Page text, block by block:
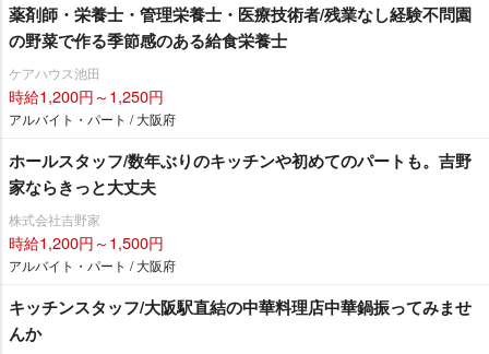
薬剤師・栄養士・管理栄養士・医療技術者/残業なし経験不問園
の野菜で作る季節感のある給食栄養士
ケアハウス池田
時給1,200円～1,250円
アルバイト・パート / 大阪府
ホールスタッフ/数年ぶりのキッチンや初めてのパートも。吉野
家ならきっと大丈夫
株式会社吉野家
時給1,200円～1,500円
アルバイト・パート / 大阪府
キッチンスタッフ/大阪駅直結の中華料理店中華鍋振ってみませ
んか